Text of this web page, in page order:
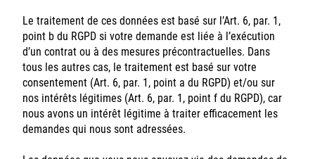
Le traitement de ces données est basé sur l’Art. 6, par. 1,
point b du RGPD si votre demande est liée à l’exécution
d’un contrat ou à des mesures précontractuelles. Dans
tous les autres cas, le traitement est basé sur votre
consentement (Art. 6, par. 1, point a du RGPD) et/ou sur
nos intérêts légitimes (Art. 6, par. 1, point f du RGPD), car
nous avons un intérêt légitime à traiter efficacement les
demandes qui nous sont adressées.